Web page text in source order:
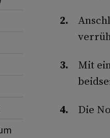
Mit
Die